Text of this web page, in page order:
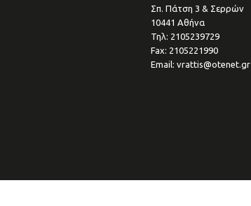
Σπ. Πάτση 3 & Σερρών
10441 Αθήνα
Τηλ: 2105239729
Fax: 2105221990
Email: vrattis@otenet.gr